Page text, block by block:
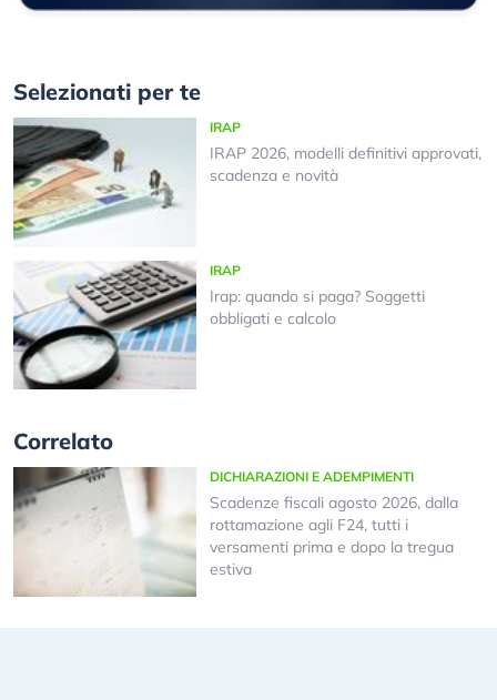
Selezionati per te
IRAP
IRAP 2026, modelli definitivi approvati,
scadenza e novità
IRAP
Irap: quando si paga? Soggetti
obbligati e calcolo
Correlato
DICHIARAZIONI E ADEMPIMENTI
Scadenze fiscali agosto 2026, dalla
rottamazione agli F24, tutti i
versamenti prima e dopo la tregua
estiva